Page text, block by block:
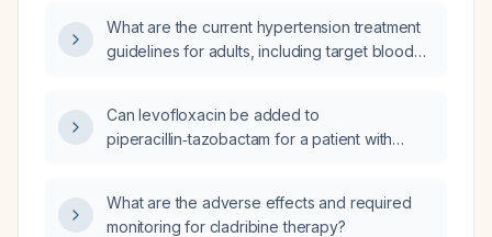
What are the current hypertension treatment
guidelines for adults, including target blood
Can levofloxacin be added to
piperacillin‑tazobactam for a patient with
What are the adverse effects and required
monitoring for cladribine therapy?